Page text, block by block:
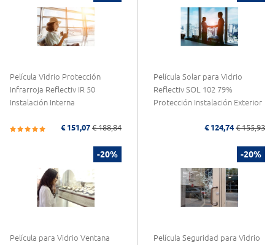
Película Vidrio Protección
Infrarroja Reflectiv IR 50
Instalación Interna
€ 151,07 € 188,84
Película Solar para Vidrio
Reflectiv SOL 102 79%
Protección Instalación Exterior
€ 124,74 € 155,93
-20%
Película para Vidrio Ventana
-20%
Película Seguridad para Vidrio